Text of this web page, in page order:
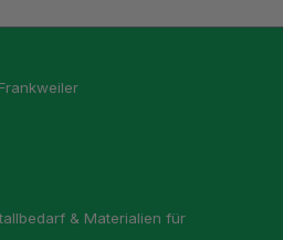
& Materialien für